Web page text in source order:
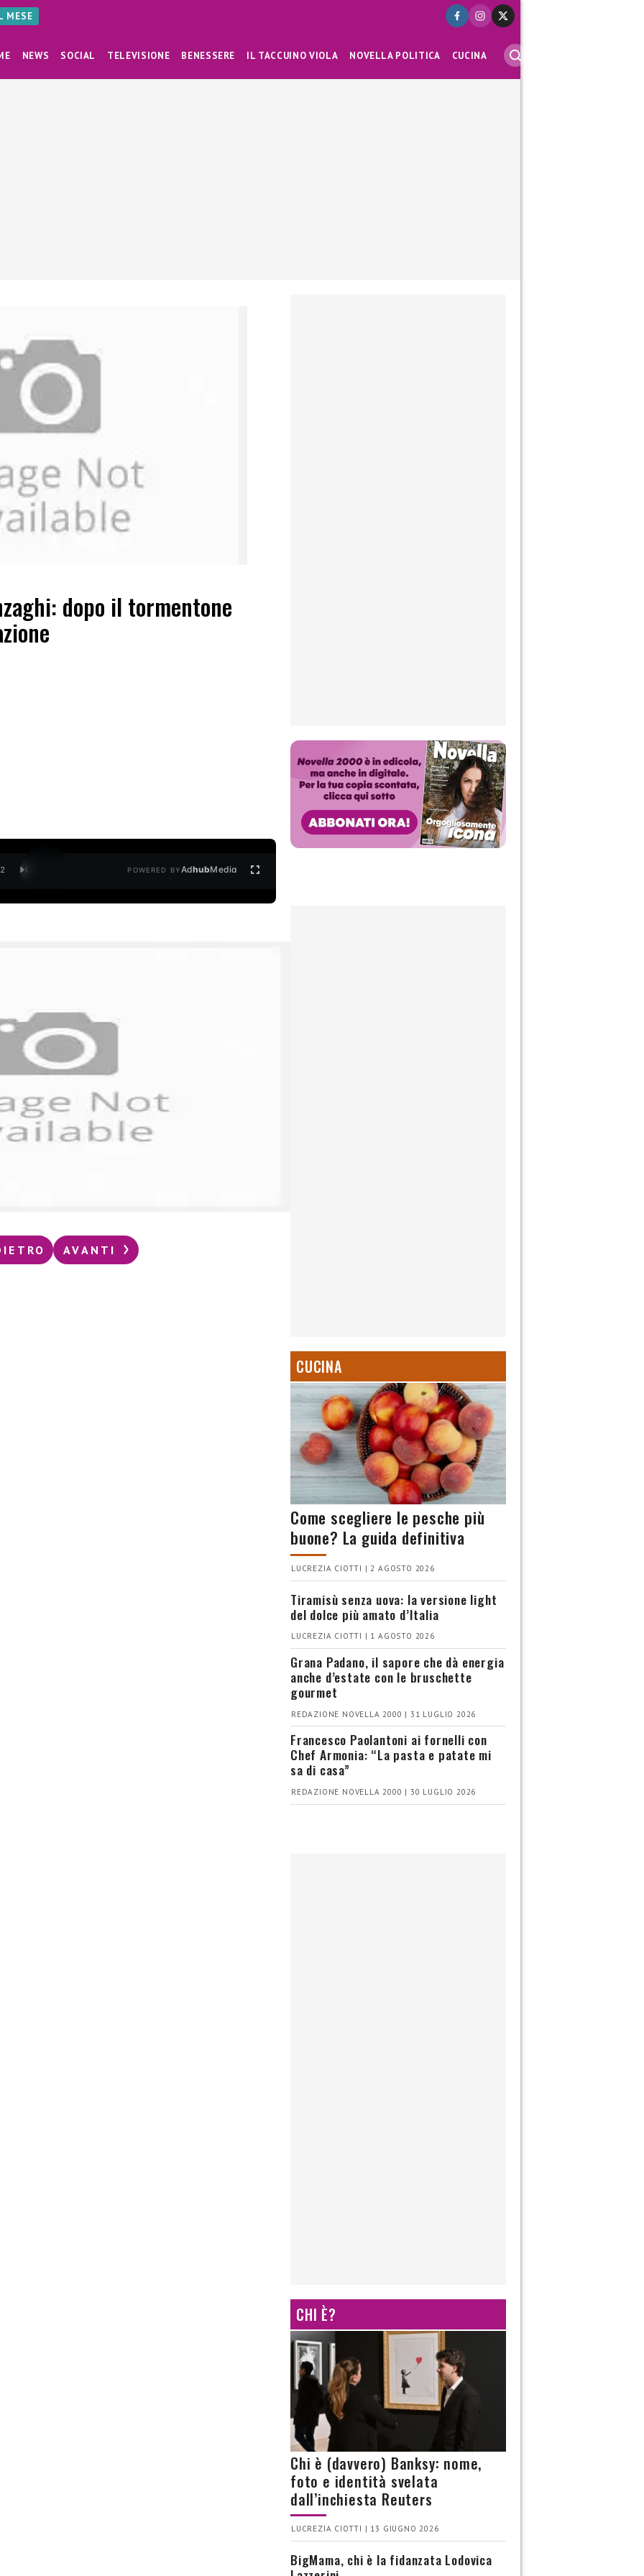
MESE
NEWS SOCIAL TELEVISIONE BENESSERE IL TACCUINO VIOLA NOVELLA POLITICA CUCINA
dopo il tormentone
2 POWERED BYAdhubMedia
AVANTI
CUCINA
Come scegliere le pesche più
buone? La guida definitiva
LUCREZIA CIOTTI | 2 AGOSTO 2026
Tiramisù senza uova: la versione light
del dolce più amato d’Italia
LUCREZIA CIOTTI | 1 AGOSTO 2026
Grana Padano, il sapore che dà energia
anche d’estate con le bruschette
gourmet
REDAZIONE NOVELLA 2000 | 31 LUGLIO 2026
Francesco Paolantoni ai fornelli con
Chef Armonia: “La pasta e patate mi
sa di casa”
REDAZIONE NOVELLA 2000 | 30 LUGLIO 2026
CHI È?
Chi è (davvero) Banksy: nome,
foto e identità svelata
dall’inchiesta Reuters
LUCREZIA CIOTTI | 13 GIUGNO 2026
BigMama, chi è la fidanzata Lodovica